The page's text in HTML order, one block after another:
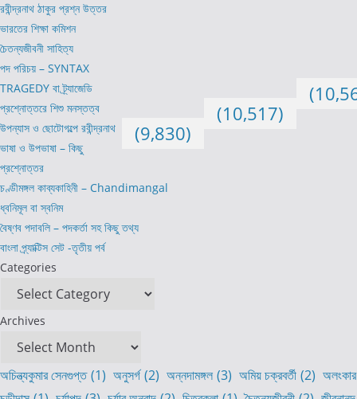
রবীন্দ্রনাথ ঠাকুর প্রশ্ন উত্তর
ভারতের শিক্ষা কমিশন
চৈতন্যজীবনী সাহিত্য
পদ পরিচয় – SYNTAX
TRAGEDY বা ট্র্যাজেডি
প্রশ্নোত্তরে শিশু মনস্তত্ব (10,517)
উপন্যাস ও ছোটোগল্পে রবীন্দ্রনাথ (9,830)
ভাষা ও উপভাষা – কিছু
প্রশ্নোত্তর
চণ্ডীমঙ্গল কাব্যকাহিনী – Chandimangal
ধ্বনিমূল বা স্বনিম
বৈষ্ণব পদাবলি – পদকর্তা সহ কিছু তথ্য
বাংলা প্র্যাক্টিস সেট -তৃতীয় পর্ব
Categories
Archives
অচিন্ত্যকুমার সেনগুপ্ত (1) অনুসর্গ (2) অন্নদামঙ্গল (3) অমিয় চক্রবর্তী (2) অলংকার